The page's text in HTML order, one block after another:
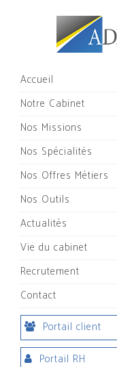
Accueil
Notre Cabinet
Nos Missions
Nos Spécialités
Nos Offres Métiers
Nos Outils
Actualités
Vie du cabinet
Recrutement
Contact
Portail client
Portail RH